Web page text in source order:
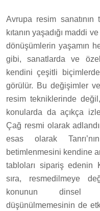
Avrupa resim sanatının
kıtanın yaşadığı maddi
dönüşümlerin yaşamın
gibi, sanatlarda ve
kendini çeşitli
görülür. Bu değişimler
resim tekniklerinde
konularda da açıkça
Çağ resmi olarak
esas olarak
betimlenmesini kendine
tabloları sipariş edenin
sıra, resmedilmeye
konunun dinsel
düşünülmemesinin de